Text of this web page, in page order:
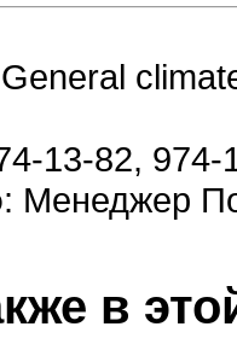
13-82, 974-
: Менеджер
в